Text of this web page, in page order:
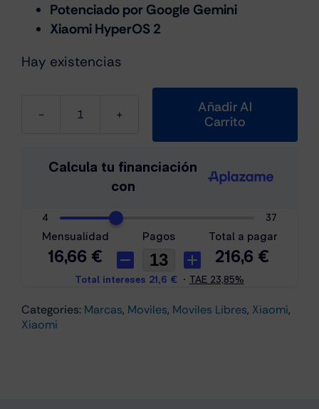
Potenciado por Google Gemini
Xiaomi HyperOS 2
Hay existencias
Xiaomi
15
Gris
cantidad
Añadir Al
Carrito
Categories: Marcas, Moviles, Moviles Libres, Xiaomi,
Xiaomi